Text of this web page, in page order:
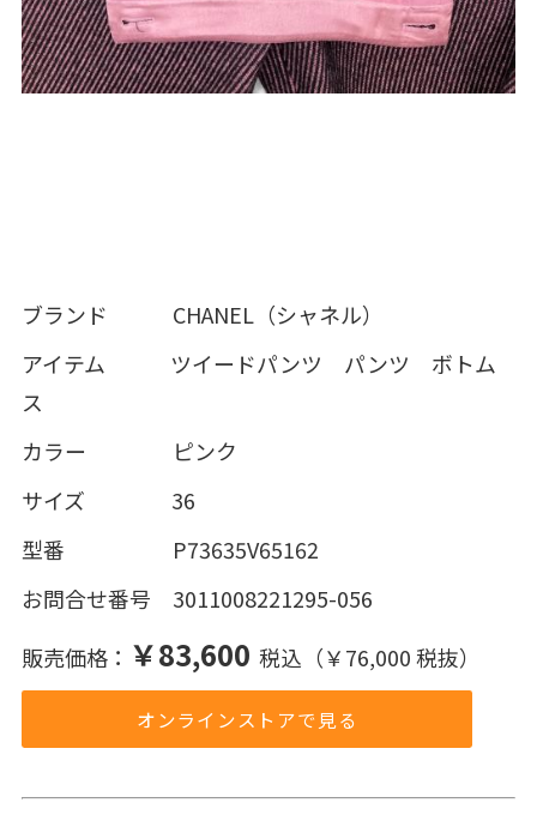
ブランド CHANEL（シャネル）
アイテム ツイードパンツ パンツ ボトム
ス
カラー ピンク
サイズ 36
型番 P73635V65162
お問合せ番号 3011008221295-056
販売価格： ￥83,600 税込（￥76,000 税抜）
オンラインストアで見る